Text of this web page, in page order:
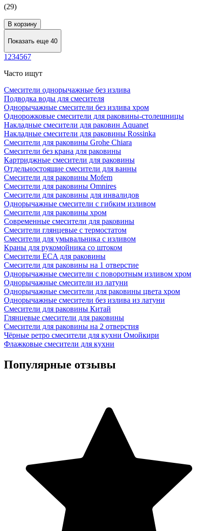
(29)
В корзину
Показать еще 40
1 234567
Часто ищут
Смесители однорычажные без излива
Подводка воды для смесителя
Однорычажные смесители без излива хром
Однорожковые смесители для раковины-столешницы
Накладные смесители для раковин Aquanet
Накладные смесители для раковины Rossinka
Смесители для раковины Grohe Chiara
Смесители без крана для раковины
Картриджные смесители для раковины
Отдельностоящие смесители для ванны
Смесители для раковины Mofem
Смесители для раковины Omnires
Смесители для раковины для инвалидов
Однорычажные смесители с гибким изливом
Смесители для раковины хром
Современные смесители для раковины
Смесители глянцевые с термостатом
Смесители для умывальника с изливом
Краны для рукомойника со штоком
Смесители ECA для раковины
Смесители для раковины на 1 отверстие
Однорычажные смесители с поворотным изливом хром
Однорычажные смесители из латуни
Однорычажные смесители для раковины цвета хром
Однорычажные смесители без излива из латуни
Смесители для раковины Китай
Глянцевые смесители для раковины
Смесители для раковины на 2 отверстия
Чёрные ретро смесители для кухни Омойкири
Флажковые смесители для кухни
Популярные отзывы